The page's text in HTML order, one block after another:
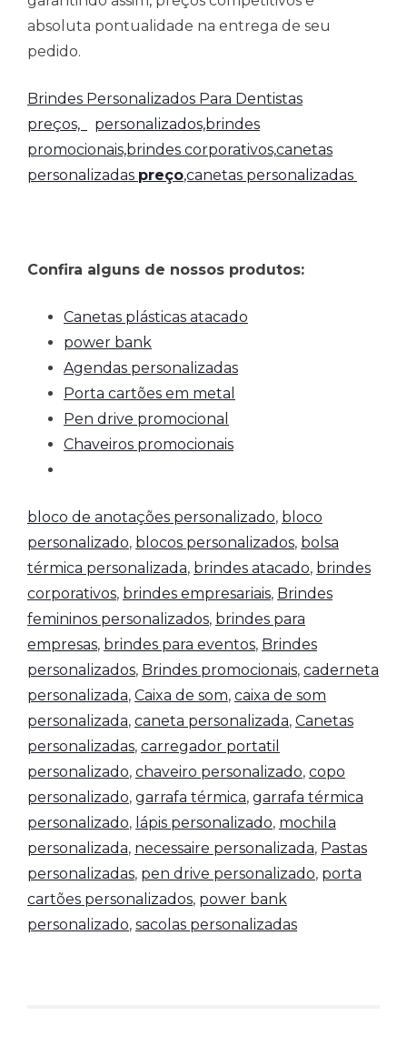
absoluta pontualidade na entrega de seu
pedido.
Brindes Personalizados Para Dentistas
preços,
personalizados,brindes
promocionais,brindes corporativos,canetas
personalizadas preço,canetas personalizadas
Confira alguns de nossos produtos:
Canetas plásticas atacado
power bank
Agendas personalizadas
Porta cartões em metal
Pen drive promocional
Chaveiros promocionais
bloco de anotações personalizado, bloco
personalizado, blocos personalizados, bolsa
térmica personalizada, brindes atacado, brindes
corporativos, brindes empresariais, Brindes
femininos personalizados, brindes para
empresas, brindes para eventos, Brindes
personalizados, Brindes promocionais, caderneta
personalizada, Caixa de som, caixa de som
personalizada, caneta personalizada, Canetas
personalizadas, carregador portatil
personalizado, chaveiro personalizado, copo
personalizado, garrafa térmica, garrafa térmica
personalizado, lápis personalizado, mochila
personalizada, necessaire personalizada, Pastas
personalizadas, pen drive personalizado, porta
cartões personalizados, power bank
personalizado, sacolas personalizadas